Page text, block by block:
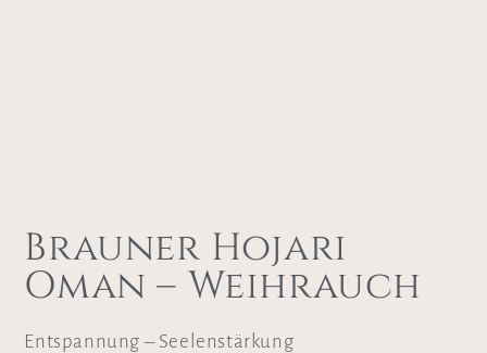
Brauner Hojari
Oman – Weihrauch
Entspannung – Seelenstärkung